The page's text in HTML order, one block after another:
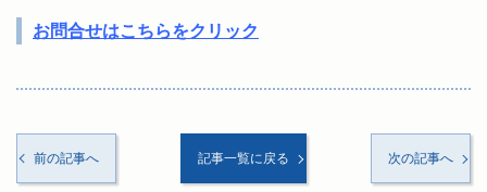
お問合せはこちらをクリック
前の記事へ 記事一覧に戻る 次の記事へ